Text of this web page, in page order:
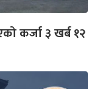
कर्जा ३ खर्ब १२